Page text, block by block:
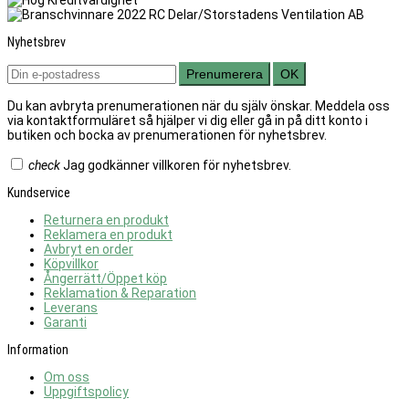
Nyhetsbrev
Prenumerera OK
Du kan avbryta prenumerationen när du själv önskar. Meddela oss
via kontaktformuläret så hjälper vi dig eller gå in på ditt konto i
butiken och bocka av prenumerationen för nyhetsbrev.
checkJag godkänner villkoren för nyhetsbrev.
Kundservice
Returnera en produkt
Reklamera en produkt
Avbryt en order
Köpvillkor
Ångerrätt/Öppet köp
Reklamation & Reparation
Leverans
Garanti
Information
Om oss
Uppgiftspolicy